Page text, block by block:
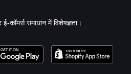
कॉमर्स समाधान में विशेषज्ञता।